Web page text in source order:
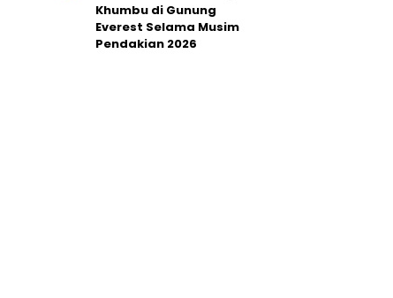
Khumbu di Gunung
Everest Selama Musim
Pendakian 2026